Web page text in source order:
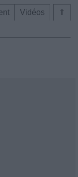
⇑
Vidéos